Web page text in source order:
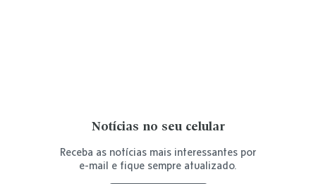
Notícias no seu celular
Receba as notícias mais interessantes por
e-mail e fique sempre atualizado.